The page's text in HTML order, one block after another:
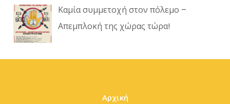
Καμία συμμετοχή στον πόλεμο –
Απεμπλοκή της χώρας τώρα!
Αρχική